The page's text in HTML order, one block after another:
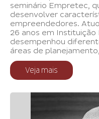
seminário Empretec,
desenvolver
empreendedores.
26 anos em Instituição
desempenhou
áreas de
Veja mais